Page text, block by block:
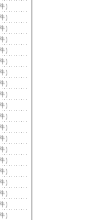
）
）
）
）
）
）
）
）
）
）
）
）
）
）
）
）
）
）
）
）